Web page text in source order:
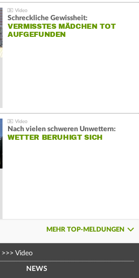
Schreckliche Gewissheit:
VERMISSTES MÄDCHEN TOT
AUFGEFUNDEN
Nach vielen schweren Unwettern:
WETTER BERUHIGT SICH
MEHR TOP-MELDUNGEN
>>> Video
NEWS